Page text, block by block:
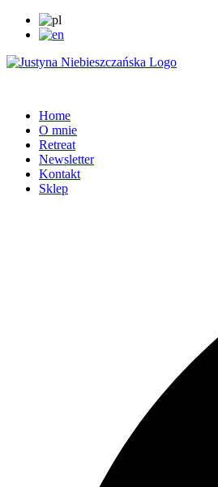
Home
O mnie
Retreat
Newsletter
Kontakt
Sklep